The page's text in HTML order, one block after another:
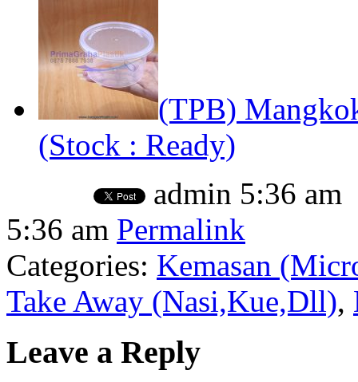
(TPB)
(Stock : Ready)
admin 5:36 am
5:36 am Permalink
Categories: Kemasan
Take Away (Nasi,Kue,Dll),
Leave a Reply